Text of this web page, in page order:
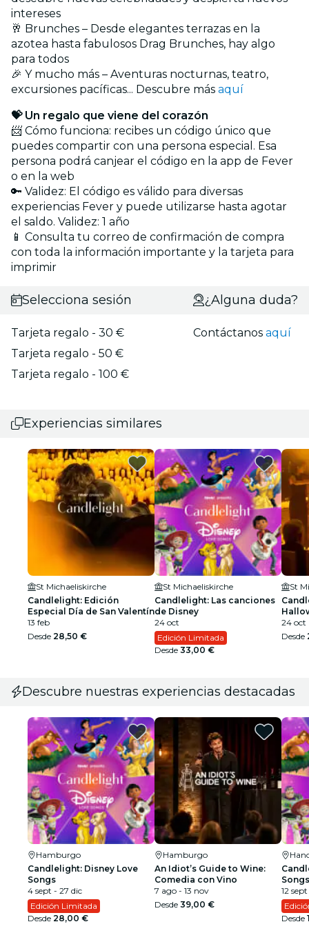
intereses
🥂 Brunches – Desde elegantes terrazas en la
azotea hasta fabulosos Drag Brunches, hay algo
para todos
🎉 Y mucho más – Aventuras nocturnas, teatro,
excursiones pacíficas... Descubre más aquí
💝 Un regalo que viene del corazón
📨 Cómo funciona: recibes un código único que
puedes compartir con una persona especial. Esa
persona podrá canjear el código en la app de Fever
o en la web
🔑 Validez: El código es válido para diversas
experiencias Fever y puede utilizarse hasta agotar
el saldo. Validez: 1 año
📱 Consulta tu correo de confirmación de compra
con toda la información importante y la tarjeta para
imprimir
Selecciona sesión
Tarjeta regalo - 30 €
Tarjeta regalo - 50 €
Tarjeta regalo - 100 €
¿Alguna duda?
Contáctanosaquí
Experiencias similares
St Michaeliskirche
Candlelight: Edición
Especial Día de San Valentín
13 feb
Desde 28,50 €
St Michaeliskirche
Candlelight: Las canciones
de Disney
24 oct
Edición Limitada
Desde 33,00 €
St
24 oct
Desde
Descubre nuestras experiencias destacadas
Hamburgo
Candlelight: Disney Love
Songs
4 sept - 27 dic
Edición Limitada
Desde 28,00 €
Hamburgo
An Idiot’s Guide to Wine:
Comedia con Vino
7 ago - 13 nov
Desde 39,00 €
Songs
12
Desde